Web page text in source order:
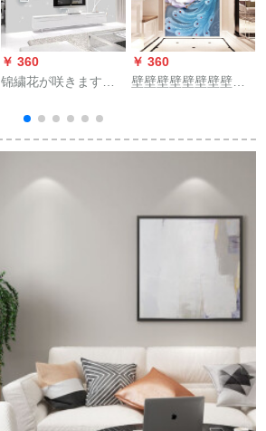
￥ 360
锦繍花が咲きます。
の壁の壁紙は、現代
の大气映画とテレビ
画5 d居間テレビの背
￥ 360
壁壁壁壁壁壁壁壁壁
壁壁壁壁壁壁壁壁壁
壁壁壁壁壁壁壁壁壁
壁壁壁壁壁壁壁壁壁
壁壁壁壁壁壁壁壁壁
壁壁壁壁壁壁壁壁壁
壁壁壁壁壁壁壁壁壁
壁壁壁壁壁壁壁壁壁
壁壁壁壁壁壁壁壁壁
壁壁壁壁壁壁壁壁壁
壁壁壁壁壁壁壁壁壁
壁壁壁壁壁壁壁壁壁
壁壁壁壁壁壁壁壁壁